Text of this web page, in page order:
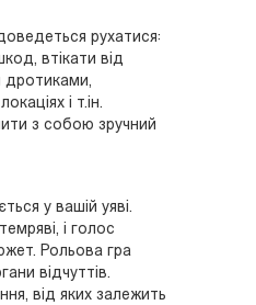
рухатися:
втікати від
дротиками,
і т.ін.
з собою зручний
у вашій уяві.
і голос
Рольова гра
відчуттів.
від яких залежить